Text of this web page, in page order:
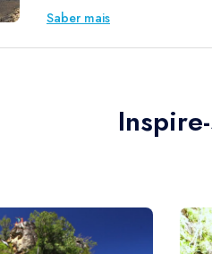
Saber mais